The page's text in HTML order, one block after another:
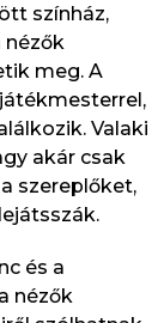
színház,
nézők
meg. A
Valaki
akár csak
szereplőket,
és a
nézők